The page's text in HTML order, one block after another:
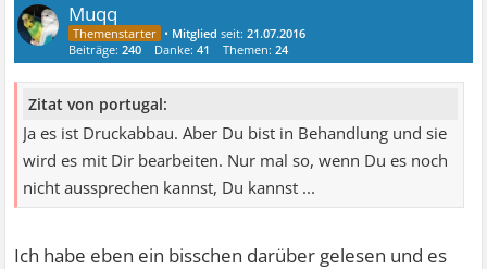
Muqq
• Mitglied seit:21.07.2016
Beiträge:240 Danke:41 Themen:24
Zitat von portugal:
Ja es ist Druckabbau. Aber Du bist in Behandlung und sie
wird es mit Dir bearbeiten. Nur mal so, wenn Du es noch
nicht aussprechen kannst, Du kannst ...
Ich habe eben ein bisschen darüber gelesen und es